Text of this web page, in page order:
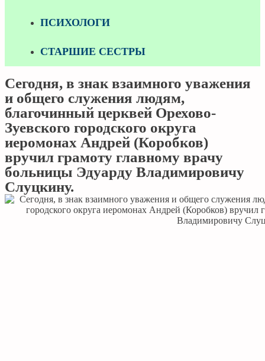
ПСИХОЛОГИ
СТАРШИЕ СЕСТРЫ
Сегодня, в знак взаимного уважения
и общего служения людям,
благочинный церквей Орехово-
Зуевского городского округа
иеромонах Андрей (Коробков)
вручил грамоту главному врачу
больницы Эдуарду Владимировичу
Слуцкину.